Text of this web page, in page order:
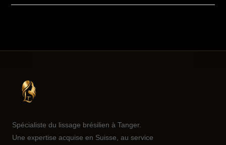
Spécialiste du lissage brésilien à Tanger.
Une expertise acquise en Suisse, au service